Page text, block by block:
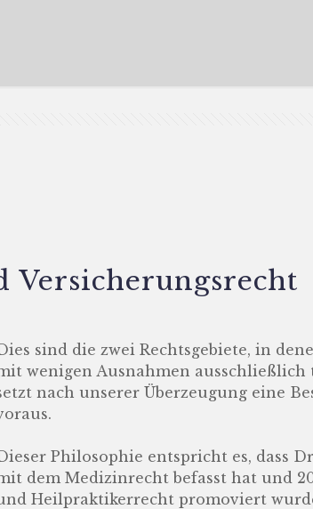
sind die zwei Rechtsgebiete, in
wenigen Ausnahmen
nach unserer Überzeugung eine
Philosophie entspricht es, dass
dem Medizinrecht befasst hat und
Heilpraktikerrecht promoviert